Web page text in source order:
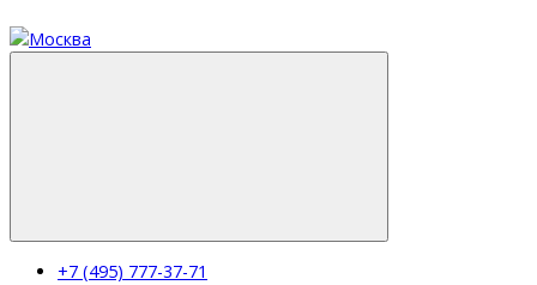
+7 (495) 777-37-71